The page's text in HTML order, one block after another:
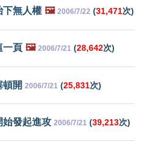
下無人權 🖼️ 2006/7/22 (31,471次)
一頁 🖼️ 2006/7/21 (28,642次)
頓開 2006/7/21 (25,831次)
始發起進攻 2006/7/21 (39,213次)